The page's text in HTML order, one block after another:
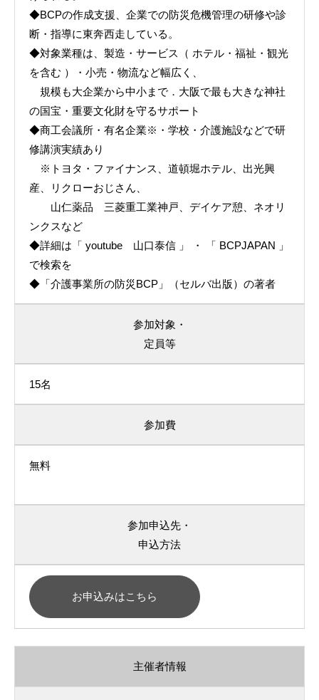
◆BCPの作成支援、企業での防災危機管理の研修や診
断・指導に東奔西走している。
◆対象業種は、製造・サービス（ ホテル・福祉・観光
を含む ）・小売・物流など幅広く、
規模も大企業から中小まで．大阪で最も大きな神社
の国宝・重要文化財を守るサポート
◆商工会議所・有名企業※・学校・介護施設などで研
修講演実績あり
※トヨタ・ファイナンス、道頓堀ホテル、出光興
産、リクローおじさん、
山仁薬品 三菱重工業神戸、デイケア憩、ネオリ
ンクスなど
◆詳細は「 youtube 山口泰信 」 ・ 「 BCPJAPAN 」
で検索を
◆「介護事業所の防災BCP」（セルバ出版）の著者
参加対象・
定員等
15名
参加費
無料
参加申込先・
申込方法
お申込みはこちら
主催者情報